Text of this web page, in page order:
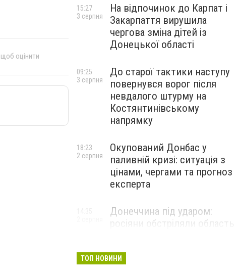
щоб оцінити
На відпочинок до Карпат і
Закарпаття вирушила
чергова зміна дітей із
Донецької області
15:27
3 серпня
До старої тактики наступу
повернувся ворог після
невдалого штурму на
Костянтинівському
напрямку
09:25
3 серпня
Окупований Донбас у
паливній кризі: ситуація з
цінами, чергами та прогноз
експерта
18:23
2 серпня
Донеччина під ударом:
росіяни обстріляли область
ТОП НОВИНИ